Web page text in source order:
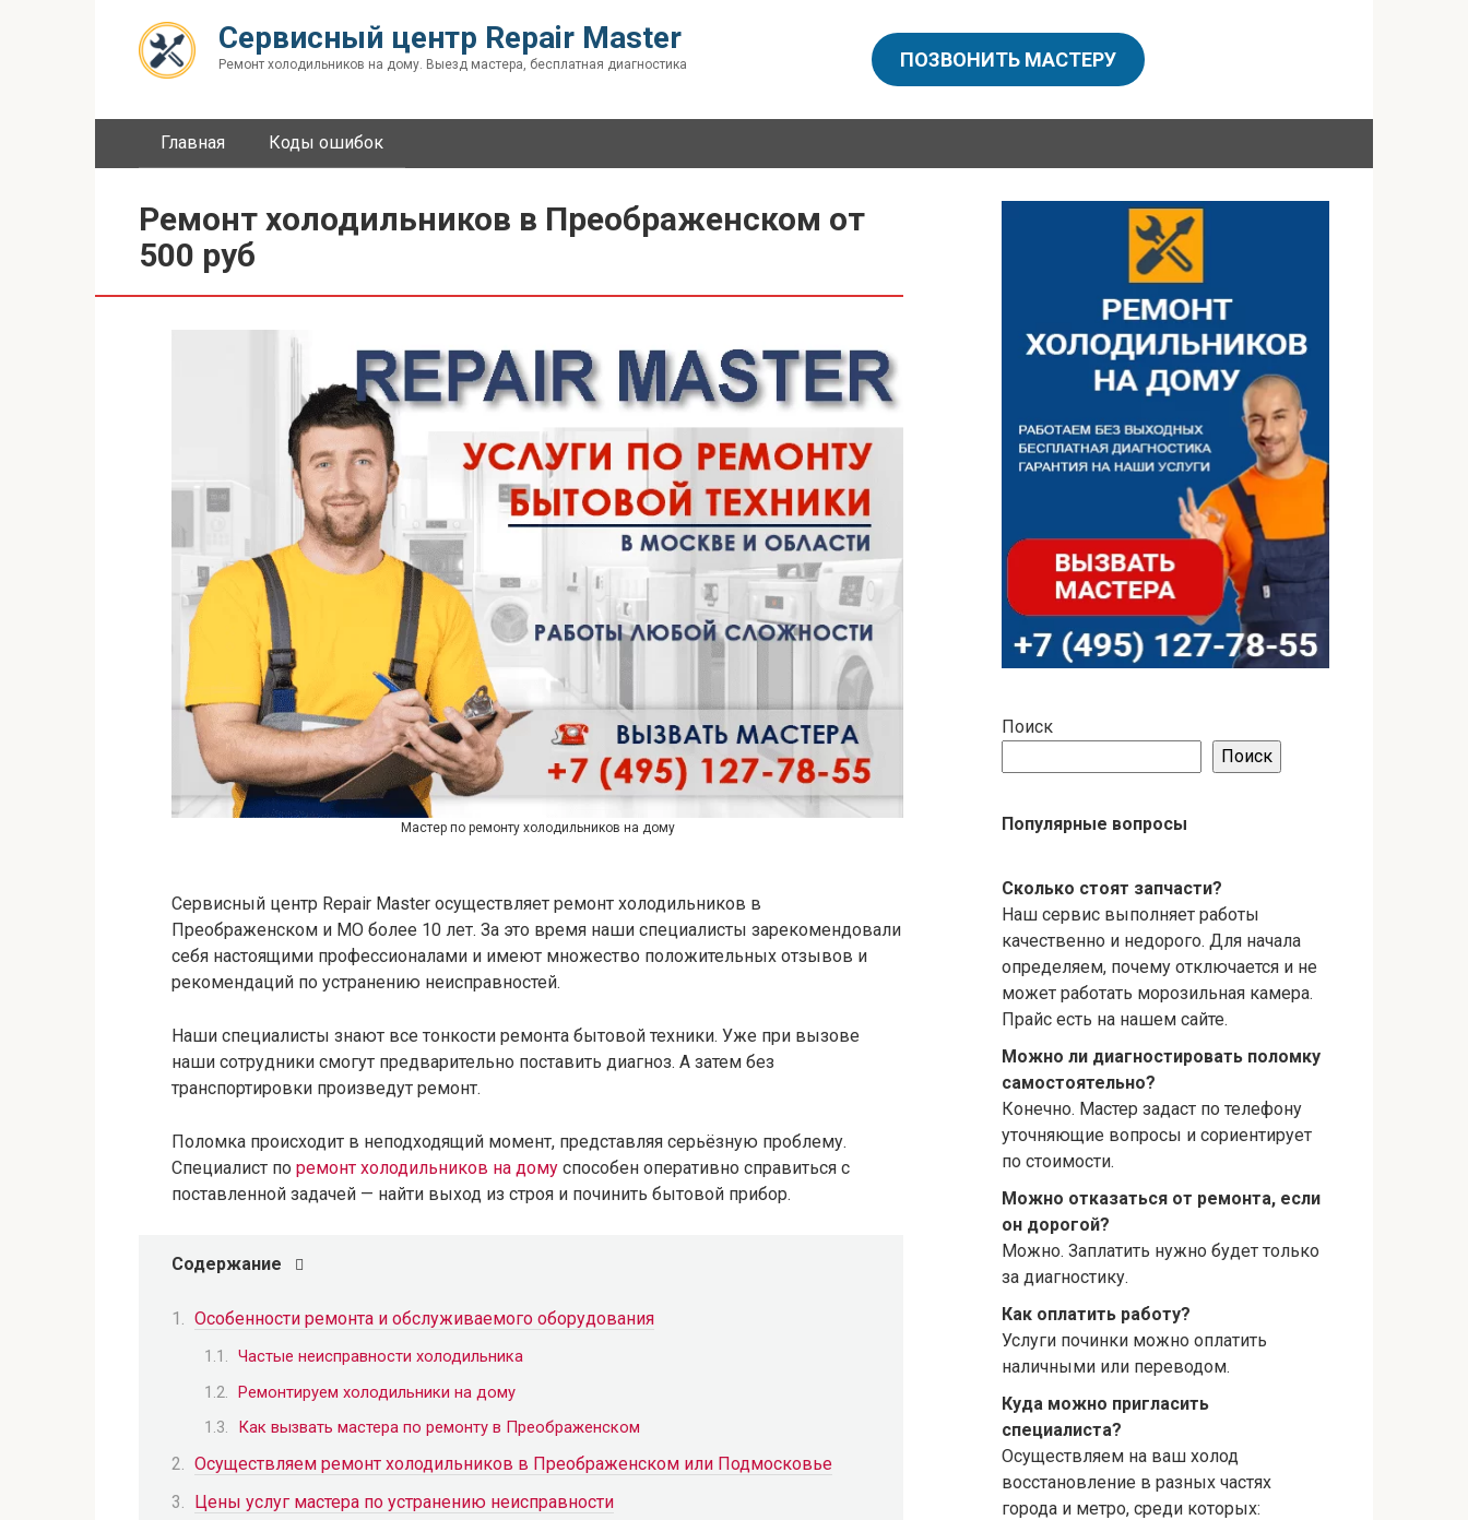
Сервисный центр Repair Master
Ремонт холодильников на дому. Выезд мастера, бесплатная диагностика ПОЗВОНИТЬ МАСТЕРУ
Главная Коды ошибок
Ремонт холодильников в Преображенском от
500 руб
Мастер по ремонту холодильников на дому
Сервисный центр Repair Master осуществляет ремонт холодильников в
Преображенском и МО более 10 лет. За это время наши специалисты зарекомендовали
себя настоящими профессионалами и имеют множество положительных отзывов и
рекомендаций по устранению неисправностей.
Наши специалисты знают все тонкости ремонта бытовой техники. Уже при вызове
наши сотрудники смогут предварительно поставить диагноз. А затем без
транспортировки произведут ремонт.
Поломка происходит в неподходящий момент, представляя серьёзную проблему.
Специалист по ремонт холодильников на дому способен оперативно справиться с
поставленной задачей — найти выход из строя и починить бытовой прибор.
Содержание
Особенности ремонта и обслуживаемого оборудования
Частые неисправности холодильника
Ремонтируем холодильники на дому
Как вызвать мастера по ремонту в Преображенском
Осуществляем ремонт холодильников в Преображенском или Подмосковье
Цены услуг мастера по устранению неисправности
Поиск
Поиск
Популярные вопросы
Сколько стоят запчасти?
Наш сервис выполняет работы
качественно и недорого. Для начала
определяем, почему отключается и не
может работать морозильная камера.
Прайс есть на нашем сайте.
Можно ли диагностировать поломку
самостоятельно?
Конечно. Мастер задаст по телефону
уточняющие вопросы и сориентирует
по стоимости.
Можно отказаться от ремонта, если
он дорогой?
Можно. Заплатить нужно будет только
за диагностику.
Как оплатить работу?
Услуги починки можно оплатить
наличными или переводом.
Куда можно пригласить
специалиста?
Осуществляем на ваш холод
восстановление в разных частях
города и метро, среди которых: